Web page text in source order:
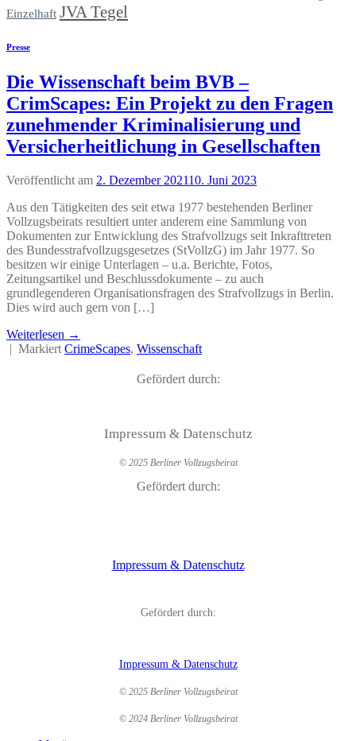
Einzelhaft JVA Tegel
Presse
Die Wissenschaft beim BVB –
CrimScapes: Ein Projekt zu den Fragen
zunehmender Kriminalisierung und
Versicherheitlichung in Gesellschaften
Veröffentlicht am 2. Dezember 202110. Juni 2023
Aus den Tätigkeiten des seit etwa 1977 bestehenden Berliner
Vollzugsbeirats resultiert unter anderem eine Sammlung von
Dokumenten zur Entwicklung des Strafvollzugs seit Inkrafttreten
des Bundesstrafvollzugsgesetzes (StVollzG) im Jahr 1977. So
besitzen wir einige Unterlagen – u.a. Berichte, Fotos,
Zeitungsartikel und Beschlussdokumente – zu auch
grundlegenderen Organisationsfragen des Strafvollzugs in Berlin.
Dies wird auch gern von […]
Weiterlesen →
| Markiert CrimeScapes, Wissenschaft
Gefördert durch:
Impressum & Datenschutz
© 2025 Berliner Vollzugsbeirat
Gefördert durch:
Impressum & Datenschutz
Gefördert durch:
Impressum & Datenschutz
© 2025 Berliner Vollzugsbeirat
© 2024 Berliner Vollzugsbeirat